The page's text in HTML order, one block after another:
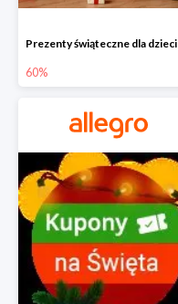
60%